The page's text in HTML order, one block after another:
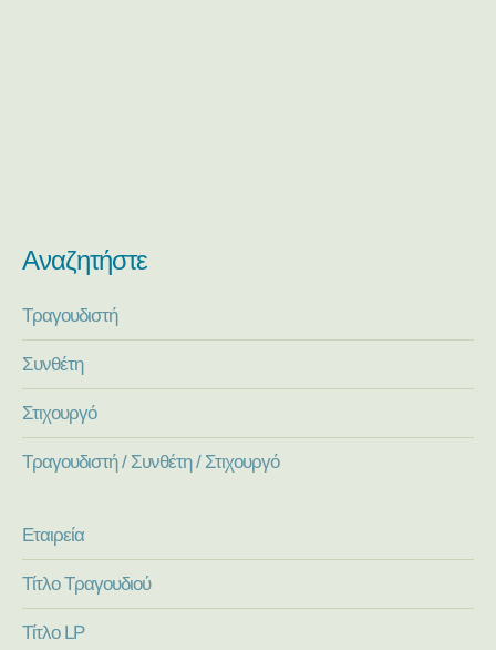
Αναζητήστε
Τραγουδιστή
Συνθέτη
Στιχουργό
Τραγουδιστή / Συνθέτη / Στιχουργό
Εταιρεία
Τίτλο Τραγουδιού
Τίτλο LP